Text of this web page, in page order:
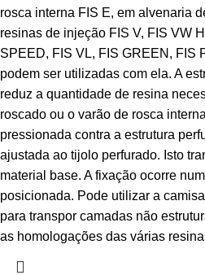
rosca interna FIS E, em alvenaria
resinas de injeção FIS V, FIS VW
SPEED, FIS VL, FIS GREEN, FIS
podem ser utilizadas com ela. A
reduz a quantidade de resina
roscado ou o varão de rosca
pressionada contra a estrutura
ajustada ao tijolo perfurado. Isto
material base. A fixação ocorre
posicionada. Pode utilizar a
para transpor camadas não
as homologações das várias